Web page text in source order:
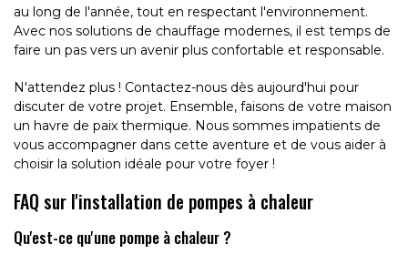
au long de l'année, tout en respectant l'environnement.
Avec nos solutions de chauffage modernes, il est temps de
faire un pas vers un avenir plus confortable et responsable.
N'attendez plus ! Contactez-nous dès aujourd'hui pour
discuter de votre projet. Ensemble, faisons de votre maison
un havre de paix thermique. Nous sommes impatients de
vous accompagner dans cette aventure et de vous aider à
choisir la solution idéale pour votre foyer !
FAQ sur l'installation de pompes à chaleur
Qu'est-ce qu'une pompe à chaleur ?